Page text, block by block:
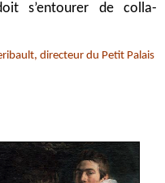
s’entourer de colla-
directeur du Petit Palais